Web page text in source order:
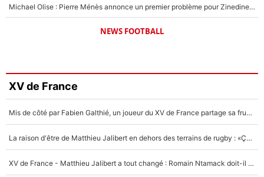
Michael Olise : Pierre Ménès annonce un premier problème pour Zinedine Zidane en équipe de France
NEWS FOOTBALL
XV de France
Mis de côté par Fabien Galthié, un joueur du XV de France partage sa frustration : «ils ne me l’ont pas dit tout de suite»
La raison d'être de Matthieu Jalibert en dehors des terrains de rugby : «Ça m'atteint autant que si tu touches à un membre de ma famille»
XV de France - Matthieu Jalibert a tout changé : Romain Ntamack doit-il s’inquiéter pour sa place à un an de la Coupe du monde ?